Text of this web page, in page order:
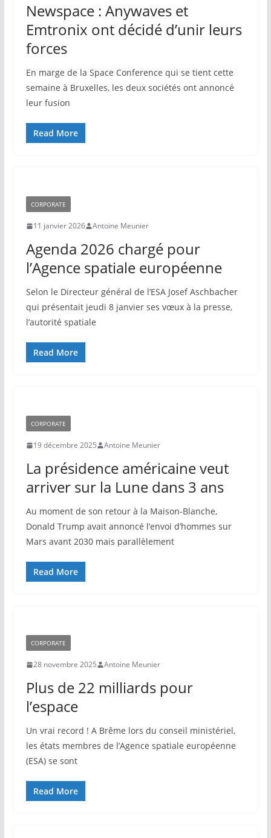
Newspace : Anywaves et
Emtronix ont décidé d’unir leurs
forces
En marge de la Space Conference qui se tient cette
semaine à Bruxelles, les deux sociétés ont annoncé
leur fusion
Read More
CORPORATE
11 janvier 2026 Antoine Meunier
Agenda 2026 chargé pour
l’Agence spatiale européenne
Selon le Directeur général de l’ESA Josef Aschbacher
qui présentait jeudi 8 janvier ses vœux à la presse,
l’autorité spatiale
Read More
CORPORATE
19 décembre 2025 Antoine Meunier
La présidence américaine veut
arriver sur la Lune dans 3 ans
Au moment de son retour à la Maison-Blanche,
Donald Trump avait annoncé l’envoi d’hommes sur
Mars avant 2030 mais parallèlement
Read More
CORPORATE
28 novembre 2025 Antoine Meunier
Plus de 22 milliards pour
l’espace
Un vrai record ! A Brême lors du conseil ministériel,
les états membres de l’Agence spatiale européenne
(ESA) se sont
Read More